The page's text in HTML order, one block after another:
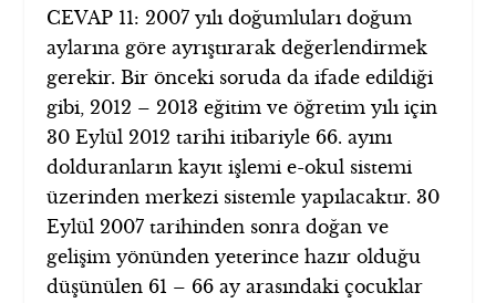
CEVAP 11: 2007 yılı doğumluları doğum
aylarına göre ayrıştırarak değerlendirmek
gerekir. Bir önceki soruda da ifade edildiği
gibi, 2012 – 2013 eğitim ve öğretim yılı için
30 Eylül 2012 tarihi itibariyle 66. ayını
dolduranların kayıt işlemi e-okul sistemi
üzerinden merkezi sistemle yapılacaktır. 30
Eylül 2007 tarihinden sonra doğan ve
gelişim yönünden yeterince hazır olduğu
düşünülen 61 – 66 ay arasındaki çocuklar